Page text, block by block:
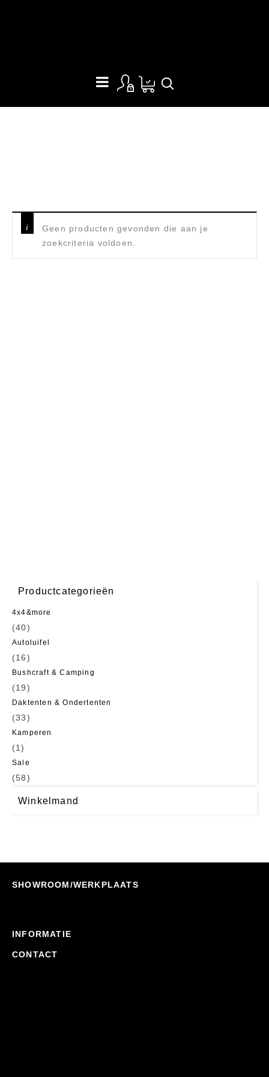
Geen producten gevonden die aan je
zoekcriteria voldoen.
Productcategorieën
4x4&more
(40)
Autoluifel
(16)
Bushcraft & Camping
(19)
Daktenten & Ondertenten
(33)
Kamperen
(1)
Sale
(58)
Winkelmand
SHOWROOM/WERKPLAATS
INFORMATIE
CONTACT